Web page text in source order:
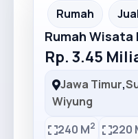
Recommended
Rumah Jual
Rumah Wisata
Rp. 3.45
Jawa Timur,
Wiyung
240 M2 220